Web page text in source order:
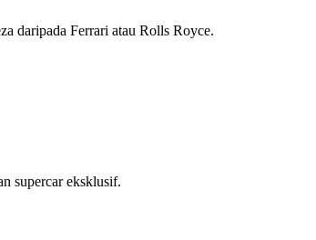
daripada Ferrari atau Rolls Royce.
supercar eksklusif.